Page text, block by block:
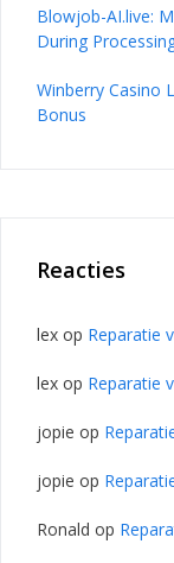
Blowjob-AI.live:
During
Winberry Casino
Bonus
Reacties
lex op Reparatie
lex op Reparatie
jopie op
jopie op
Ronald op